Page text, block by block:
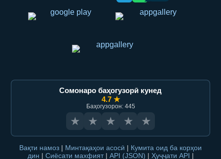
Сомонаро баҳогузорӣ кунед
4.7 ★
Баҳогузорон: 445
★ ★ ★ ★ ★
Вақти намоз | Минтақаҳои асосӣ | Кумита оид ба корҳои
дин | Сиёсати махфият | API (JSON) | Ҳуҷҷати API |